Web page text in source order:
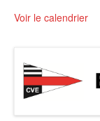
Voir le calendrier